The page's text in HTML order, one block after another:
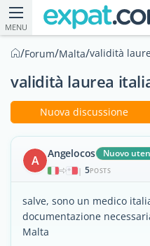
MENU
/Forum/Malta/validità
validità laurea
Nuova discussione
A Angelocos Nuovo
| 5POSTS
salve, sono un medico
documentazione
Malta